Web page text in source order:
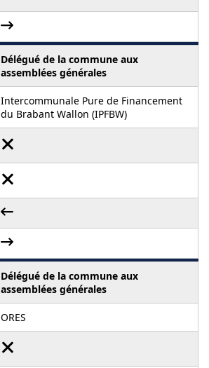
Délégué de la commune aux
assemblées générales
Intercommunale Pure de Financement
du Brabant Wallon (IPFBW)
Délégué de la commune aux
assemblées générales
ORES